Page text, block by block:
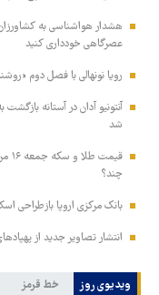
هشدار هواشناسی به
عصرگاهی خودداری کنید
رویا نونهالی با فصل دوم
آنتونیو آدان در آستانه
شد
چند؟
بانک مرکزی اروپا بازطراحی
انتشار تصاویر جدید از
ویدیوی روز خط قرمز